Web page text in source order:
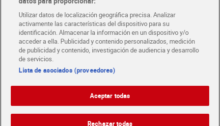
¡Solicita tu tarjeta de crédito aquí!
COMER MEJOR CADA DIA
COLABORA CON DIA ABRE TU TIENDA DIA CORPORATE
Utilizar datos de localización geográfica precisa. Analizar
activamente las características del dispositivo para su
identificación. Almacenar la información en un dispositivo y/o
acceder a ella. Publicidad y contenido personalizados, medición
de publicidad y contenido, investigación de audiencia y desarrollo
de servicios.
Lista de asociados (proveedores)
Aceptar todas
Rechazar todas